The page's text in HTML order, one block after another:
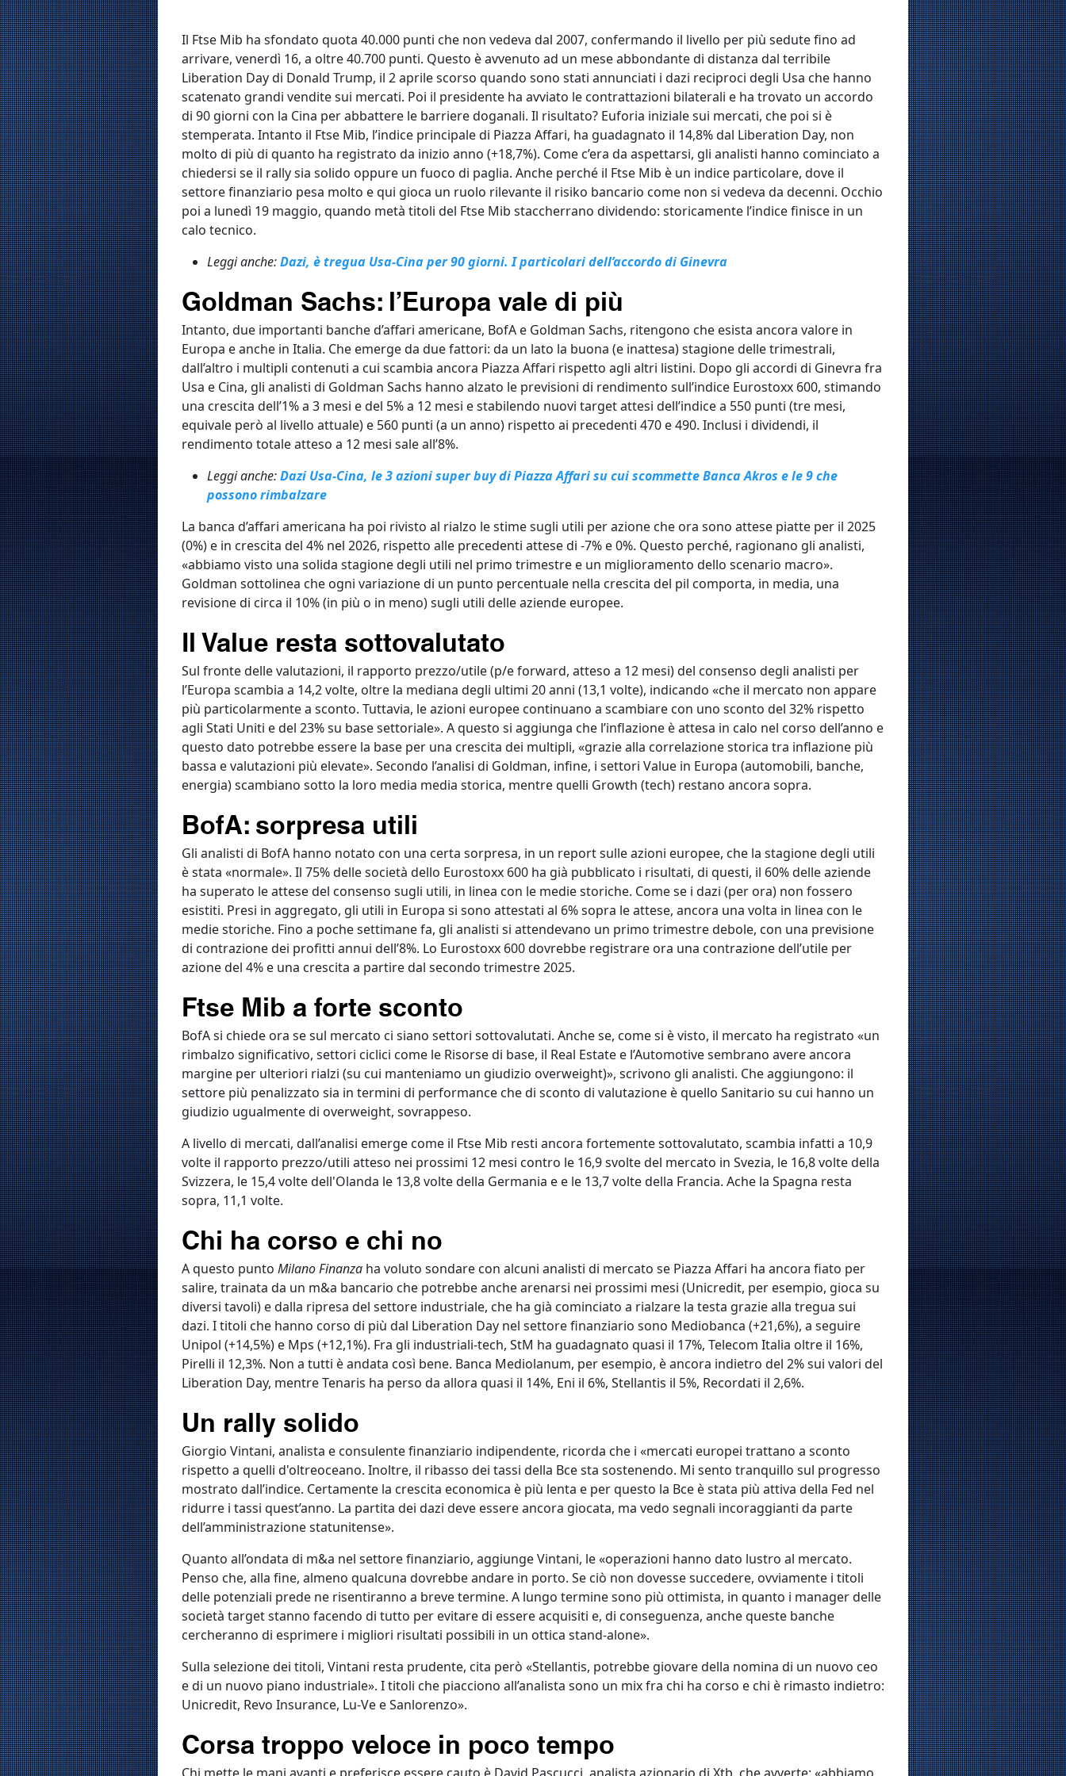
Il Ftse Mib ha sfondato quota 40.000 punti che non vedeva dal 2007, confermando il livello per più sedute fino ad
arrivare, venerdì 16, a oltre 40.700 punti. Questo è avvenuto ad un mese abbondante di distanza dal terribile
Liberation Day di Donald Trump, il 2 aprile scorso quando sono stati annunciati i dazi reciproci degli Usa che hanno
scatenato grandi vendite sui mercati. Poi il presidente ha avviato le contrattazioni bilaterali e ha trovato un accordo
di 90 giorni con la Cina per abbattere le barriere doganali. Il risultato? Euforia iniziale sui mercati, che poi si è
stemperata. Intanto il Ftse Mib, l’indice principale di Piazza Affari, ha guadagnato il 14,8% dal Liberation Day, non
molto di più di quanto ha registrato da inizio anno (+18,7%). Come c’era da aspettarsi, gli analisti hanno cominciato a
chiedersi se il rally sia solido oppure un fuoco di paglia. Anche perché il Ftse Mib è un indice particolare, dove il
settore finanziario pesa molto e qui gioca un ruolo rilevante il risiko bancario come non si vedeva da decenni. Occhio
poi a lunedì 19 maggio, quando metà titoli del Ftse Mib staccherrano dividendo: storicamente l’indice finisce in un
calo tecnico.
Leggi anche:Dazi, è tregua Usa-Cina per 90 giorni. I particolari dell’accordo di Ginevra
Goldman Sachs: l’Europa vale di più
Intanto, due importanti banche d’affari americane, BofA e Goldman Sachs, ritengono che esista ancora valore in
Europa e anche in Italia. Che emerge da due fattori: da un lato la buona (e inattesa) stagione delle trimestrali,
dall’altro i multipli contenuti a cui scambia ancora Piazza Affari rispetto agli altri listini. Dopo gli accordi di Ginevra fra
Usa e Cina, gli analisti di Goldman Sachs hanno alzato le previsioni di rendimento sull’indice Eurostoxx 600, stimando
una crescita dell’1% a 3 mesi e del 5% a 12 mesi e stabilendo nuovi target attesi dell’indice a 550 punti (tre mesi,
equivale però al livello attuale) e 560 punti (a un anno) rispetto ai precedenti 470 e 490. Inclusi i dividendi, il
rendimento totale atteso a 12 mesi sale all’8%.
Leggi anche:Dazi Usa-Cina, le 3 azioni super buy di Piazza Affari su cui scommette Banca Akros e le 9 che
possono rimbalzare
La banca d’affari americana ha poi rivisto al rialzo le stime sugli utili per azione che ora sono attese piatte per il 2025
(0%) e in crescita del 4% nel 2026, rispetto alle precedenti attese di -7% e 0%. Questo perché, ragionano gli analisti,
«abbiamo visto una solida stagione degli utili nel primo trimestre e un miglioramento dello scenario macro».
Goldman sottolinea che ogni variazione di un punto percentuale nella crescita del pil comporta, in media, una
revisione di circa il 10% (in più o in meno) sugli utili delle aziende europee.
Il Value resta sottovalutato
Sul fronte delle valutazioni, il rapporto prezzo/utile (p/e forward, atteso a 12 mesi) del consenso degli analisti per
l’Europa scambia a 14,2 volte, oltre la mediana degli ultimi 20 anni (13,1 volte), indicando «che il mercato non appare
più particolarmente a sconto. Tuttavia, le azioni europee continuano a scambiare con uno sconto del 32% rispetto
agli Stati Uniti e del 23% su base settoriale». A questo si aggiunga che l’inflazione è attesa in calo nel corso dell’anno e
questo dato potrebbe essere la base per una crescita dei multipli, «grazie alla correlazione storica tra inflazione più
bassa e valutazioni più elevate». Secondo l’analisi di Goldman, infine, i settori Value in Europa (automobili, banche,
energia) scambiano sotto la loro media media storica, mentre quelli Growth (tech) restano ancora sopra.
BofA: sorpresa utili
Gli analisti di BofA hanno notato con una certa sorpresa, in un report sulle azioni europee, che la stagione degli utili
è stata «normale». Il 75% delle società dello Eurostoxx 600 ha già pubblicato i risultati, di questi, il 60% delle aziende
ha superato le attese del consenso sugli utili, in linea con le medie storiche. Come se i dazi (per ora) non fossero
esistiti. Presi in aggregato, gli utili in Europa si sono attestati al 6% sopra le attese, ancora una volta in linea con le
medie storiche. Fino a poche settimane fa, gli analisti si attendevano un primo trimestre debole, con una previsione
di contrazione dei profitti annui dell’8%. Lo Eurostoxx 600 dovrebbe registrare ora una contrazione dell’utile per
azione del 4% e una crescita a partire dal secondo trimestre 2025.
Ftse Mib a forte sconto
BofA si chiede ora se sul mercato ci siano settori sottovalutati. Anche se, come si è visto, il mercato ha registrato «un
rimbalzo significativo, settori ciclici come le Risorse di base, il Real Estate e l’Automotive sembrano avere ancora
margine per ulteriori rialzi (su cui manteniamo un giudizio overweight)», scrivono gli analisti. Che aggiungono: il
settore più penalizzato sia in termini di performance che di sconto di valutazione è quello Sanitario su cui hanno un
giudizio ugualmente di overweight, sovrappeso.
A livello di mercati, dall’analisi emerge come il Ftse Mib resti ancora fortemente sottovalutato, scambia infatti a 10,9
volte il rapporto prezzo/utili atteso nei prossimi 12 mesi contro le 16,9 svolte del mercato in Svezia, le 16,8 volte della
Svizzera, le 15,4 volte dell'Olanda le 13,8 volte della Germania e e le 13,7 volte della Francia. Ache la Spagna resta
sopra, 11,1 volte.
Chi ha corso e chi no
A questo punto Milano Finanza ha voluto sondare con alcuni analisti di mercato se Piazza Affari ha ancora fiato per
salire, trainata da un m&a bancario che potrebbe anche arenarsi nei prossimi mesi (Unicredit, per esempio, gioca su
diversi tavoli) e dalla ripresa del settore industriale, che ha già cominciato a rialzare la testa grazie alla tregua sui
dazi. I titoli che hanno corso di più dal Liberation Day nel settore finanziario sono Mediobanca (+21,6%), a seguire
Unipol (+14,5%) e Mps (+12,1%). Fra gli industriali-tech, StM ha guadagnato quasi il 17%, Telecom Italia oltre il 16%,
Pirelli il 12,3%. Non a tutti è andata così bene. Banca Mediolanum, per esempio, è ancora indietro del 2% sui valori del
Liberation Day, mentre Tenaris ha perso da allora quasi il 14%, Eni il 6%, Stellantis il 5%, Recordati il 2,6%.
Un rally solido
Giorgio Vintani, analista e consulente finanziario indipendente, ricorda che i «mercati europei trattano a sconto
rispetto a quelli d'oltreoceano. Inoltre, il ribasso dei tassi della Bce sta sostenendo. Mi sento tranquillo sul progresso
mostrato dall’indice. Certamente la crescita economica è più lenta e per questo la Bce è stata più attiva della Fed nel
ridurre i tassi quest’anno. La partita dei dazi deve essere ancora giocata, ma vedo segnali incoraggianti da parte
dell’amministrazione statunitense».
Quanto all’ondata di m&a nel settore finanziario, aggiunge Vintani, le «operazioni hanno dato lustro al mercato.
Penso che, alla fine, almeno qualcuna dovrebbe andare in porto. Se ciò non dovesse succedere, ovviamente i titoli
delle potenziali prede ne risentiranno a breve termine. A lungo termine sono più ottimista, in quanto i manager delle
società target stanno facendo di tutto per evitare di essere acquisiti e, di conseguenza, anche queste banche
cercheranno di esprimere i migliori risultati possibili in un ottica stand-alone».
Sulla selezione dei titoli, Vintani resta prudente, cita però «Stellantis, potrebbe giovare della nomina di un nuovo ceo
e di un nuovo piano industriale». I titoli che piacciono all’analista sono un mix fra chi ha corso e chi è rimasto indietro:
Unicredit, Revo Insurance, Lu-Ve e Sanlorenzo».
Corsa troppo veloce in poco tempo